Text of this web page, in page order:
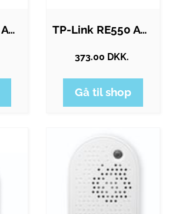
TP-Link RE365 AC1200 Wi-Fi Range… TP-Link RE550 AC1900 Wi-Fi Range…
373.00 DKK.
Gå til shop